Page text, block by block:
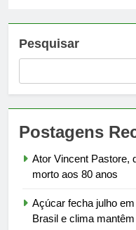
Pesquisar
Postagens
Ator Vincent Pastore,
morto aos 80 anos
Açúcar fecha julho
Brasil e clima